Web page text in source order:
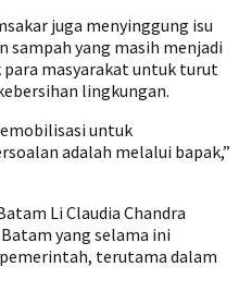
juga menyinggung isu
sampah yang masih menjadi
masyarakat untuk turut
lingkungan.
untuk
adalah melalui bapak,”
Li Claudia Chandra
yang selama ini
terutama dalam